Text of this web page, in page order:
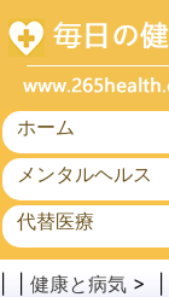
ホーム
メンタルヘルス
代替医療
がん
健康と病気 > |